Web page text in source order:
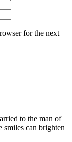
for the next
to the man of
smiles can brighten